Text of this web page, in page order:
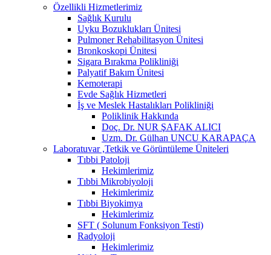
Özellikli Hizmetlerimiz
Sağlık Kurulu
Uyku Bozuklukları Ünitesi
Pulmoner Rehabilitasyon Ünitesi
Bronkoskopi Ünitesi
Sigara Bırakma Polikliniği
Palyatif Bakım Ünitesi
Kemoterapi
Evde Sağlık Hizmetleri
İş ve Meslek Hastalıkları Polikliniği
Poliklinik Hakkında
Doç. Dr. NUR ŞAFAK ALICI
Uzm. Dr. Gülhan UNCU KARAPAÇA
Laboratuvar ,Tetkik ve Görüntüleme Üniteleri
Tıbbi Patoloji
Hekimlerimiz
Tıbbi Mikrobiyoloji
Hekimlerimiz
Tıbbi Biyokimya
Hekimlerimiz
SFT ( Solunum Fonksiyon Testi)
Radyoloji
Hekimlerimiz